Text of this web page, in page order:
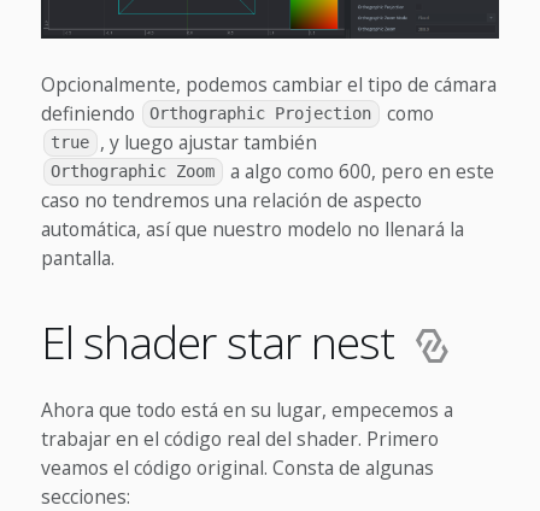
Opcionalmente, podemos cambiar el tipo de cámara
definiendo
Orthographic Projection como
true , y luego ajustar también
Orthographic Zoom
a algo como 600, pero en este
caso no tendremos una relación de aspecto
automática, así que nuestro modelo no llenará la
pantalla.
El shader star nest
Ahora que todo está en su lugar, empecemos a
trabajar en el código real del shader. Primero
veamos el código original. Consta de algunas
secciones: